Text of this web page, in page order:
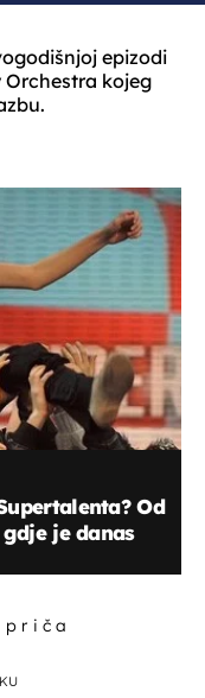
epizodi
kojeg
Od
je danas